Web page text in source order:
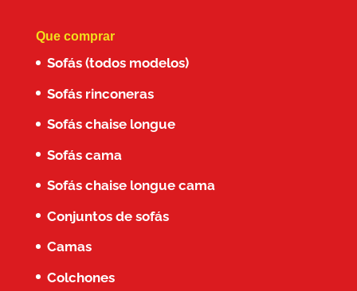
Que comprar
Sofás (todos modelos)
Sofás rinconeras
Sofás chaise longue
Sofás cama
Sofás chaise longue cama
Conjuntos de sofás
Camas
Colchones